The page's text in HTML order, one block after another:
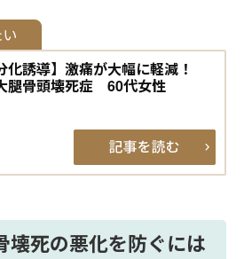
化誘導】激痛が大幅に軽減！
腿骨頭壊死症 60代女性
壊死の悪化を防ぐには